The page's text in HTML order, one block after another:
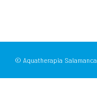
© Aquatherapia Salamanca